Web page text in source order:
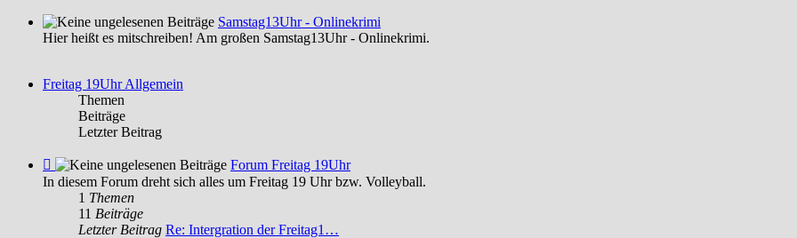
Samstag13Uhr - Onlinekrimi
Hier heißt es mitschreiben! Am großen Samstag13Uhr - Onlinekrimi.
Freitag 19Uhr Allgemein
Themen
Beiträge
Letzter Beitrag
Feed
-
Forum
Freitag
19Uhr
Forum Freitag 19Uhr
In diesem Forum dreht sich alles um Freitag 19 Uhr bzw. Volleyball.
1 Themen
11 Beiträge
Letzter Beitrag Re: Intergration der Freitag1…